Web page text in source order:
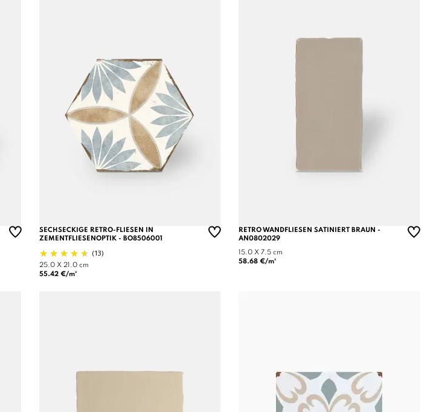
SECHSECKIGE RETRO-FLIESEN IN
ZEMENTFLIESENOPTIK - BO8506001
(13)
25.0 X 21.0 cm
55.42 €/m²
RETRO WANDFLIESEN SATINIERT BRAUN -
AN0802029
15.0 X 7.5 cm
58.68 €/m²